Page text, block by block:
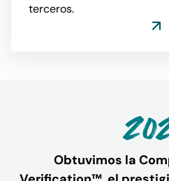
terceros.
Obtuvimos la